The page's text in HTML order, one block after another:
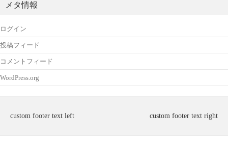
メタ情報
ログイン
投稿フィード
コメントフィード
WordPress.org
custom footer text left custom footer text right